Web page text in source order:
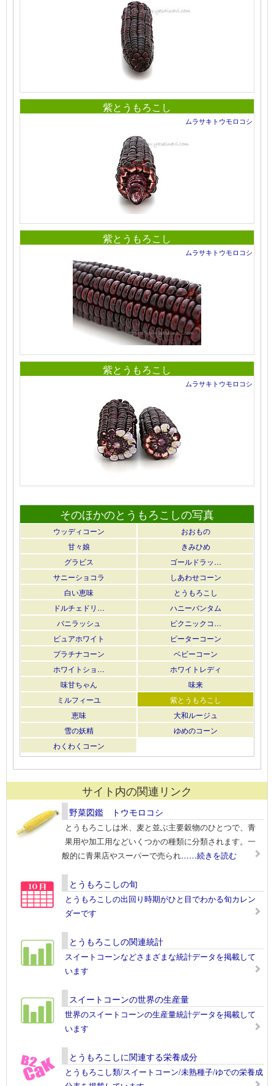
紫とうもろこし
ムラサキトウモロコシ
紫とうもろこし
ムラサキトウモロコシ
紫とうもろこし
ムラサキトウモロコシ
そのほかのとうもろこしの写真
ウッディコーン
おおもの
甘々娘
きみひめ
グラビス
ゴールドラッ…
サニーショコラ
しあわせコーン
白い恵味
とうもろこし
ドルチェドリ…
ハニーバンタム
バニラッシュ
ピクニックコ…
ピュアホワイト
ピーターコーン
プラチナコーン
ベビーコーン
ホワイトショ…
ホワイトレディ
味甘ちゃん
味来
ミルフィーユ
紫とうもろこし
恵味
大和ルージュ
雪の妖精
ゆめのコーン
わくわくコーン
サイト内の関連リンク
野菜図鑑 トウモロコシ
とうもろこしは米、麦と並ぶ主要穀物のひとつで、青
果用や加工用などいくつかの種類に分類されます。一
般的に青果店やスーパーで売られ……続きを読む
とうもろこしの旬
とうもろこしの出回り時期がひと目でわかる旬カレン
ダーです
とうもろこしの関連統計
スイートコーンなどさまざまな統計データを掲載して
います
スイートコーンの世界の生産量
世界のスイートコーンの生産量統計データを掲載して
います
とうもろこしに関連する栄養成分
とうもろこし類/スイートコーン/未熟種子/ゆでの栄養成